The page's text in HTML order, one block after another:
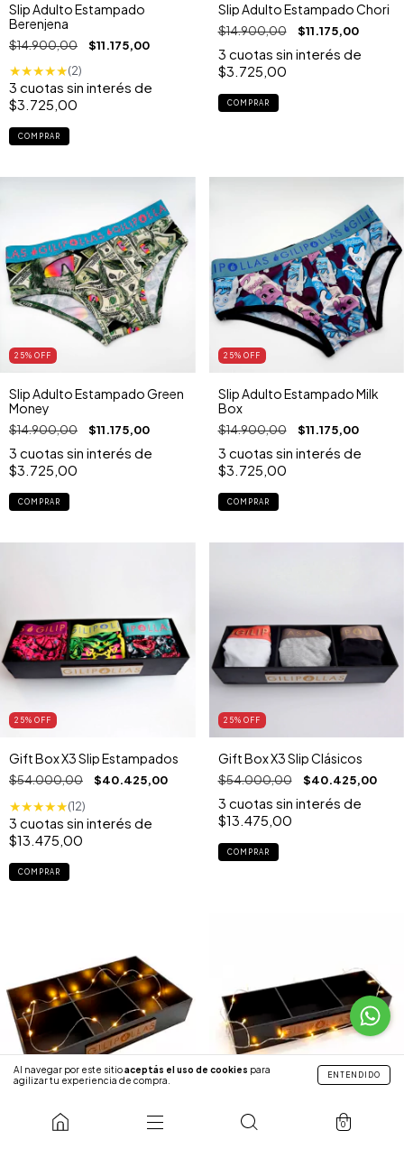
Al navegar por este sitioaceptás el uso de cookies para
agilizar tu experiencia de compra.
ENTENDIDO
0
Slip Adulto Estampado
Berenjena
$14.900,00 $11.175,00
★★★★★(2)
3 cuotas sin interés de
$3.725,00
COMPRAR
Slip Adulto Estampado Chori
$14.900,00 $11.175,00
3 cuotas sin interés de
$3.725,00
COMPRAR
25% OFF
Slip Adulto Estampado Green
Money
$14.900,00 $11.175,00
3 cuotas sin interés de
$3.725,00
COMPRAR
25% OFF
Slip Adulto Estampado Milk
Box
$14.900,00 $11.175,00
3 cuotas sin interés de
$3.725,00
COMPRAR
25% OFF
Gift Box X3 Slip Estampados
$54.000,00 $40.425,00
★★★★★(12)
3 cuotas sin interés de
$13.475,00
COMPRAR
25% OFF
Gift Box X3 Slip Clásicos
$54.000,00 $40.425,00
3 cuotas sin interés de
$13.475,00
COMPRAR
Gift Box X6 Divisiones Gift Box X3 Divisiones